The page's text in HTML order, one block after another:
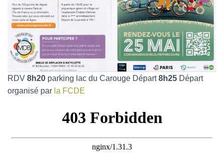
RDV 8h20 parking lac du Carouge Départ8h25 Départ
organisé par la FCDE